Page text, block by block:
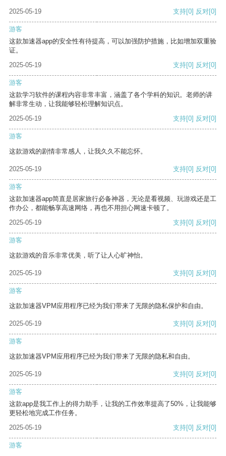
2025-05-19 支持[0] 反对[0]
游客
这款加速器app的安全性有待提高，可以加强防护措施，比如增加双重验
证。
2025-05-19
支持[0] 反对[0]
游客
这款学习软件的课程内容非常丰富，涵盖了各个学科的知识。老师的讲
解非常生动，让我能够轻松理解知识点。
2025-05-19
支持[0] 反对[0]
游客
这款游戏的剧情非常感人，让我久久不能忘怀。
2025-05-19 支持[0] 反对[0]
游客
这款加速器app简直是居家旅行必备神器，无论是看视频、玩游戏还是工
作办公，都能畅享高速网络，再也不用担心网速卡顿了。
2025-05-19
支持[0] 反对[0]
游客
这款游戏的音乐非常优美，听了让人心旷神怡。
2025-05-19 支持[0] 反对[0]
游客
这款加速器VPM应用程序已经为我们带来了无限的隐私保护和自由。
2025-05-19 支持[0] 反对[0]
游客
这款加速器VPM应用程序已经为我们带来了无限的隐私和自由。
2025-05-19 支持[0] 反对[0]
游客
这款app是我工作上的得力助手，让我的工作效率提高了50%，让我能够
更轻松地完成工作任务。
2025-05-19
支持[0] 反对[0]
游客